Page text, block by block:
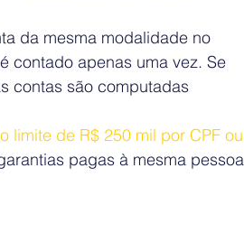
da mesma modalidade no
contado apenas uma vez. Se
contas são computadas
limite de R$ 250 mil por CPF ou
pagas à mesma pessoa